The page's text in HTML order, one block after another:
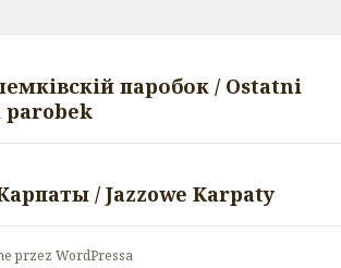
паробок / Ostatni
parobek
/ Jazzowe Karpaty
przez WordPressa